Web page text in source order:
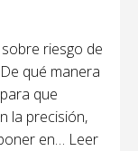
riesgo de
qué manera
que
la precisión,
en… Leer